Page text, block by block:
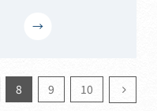
8 9 10